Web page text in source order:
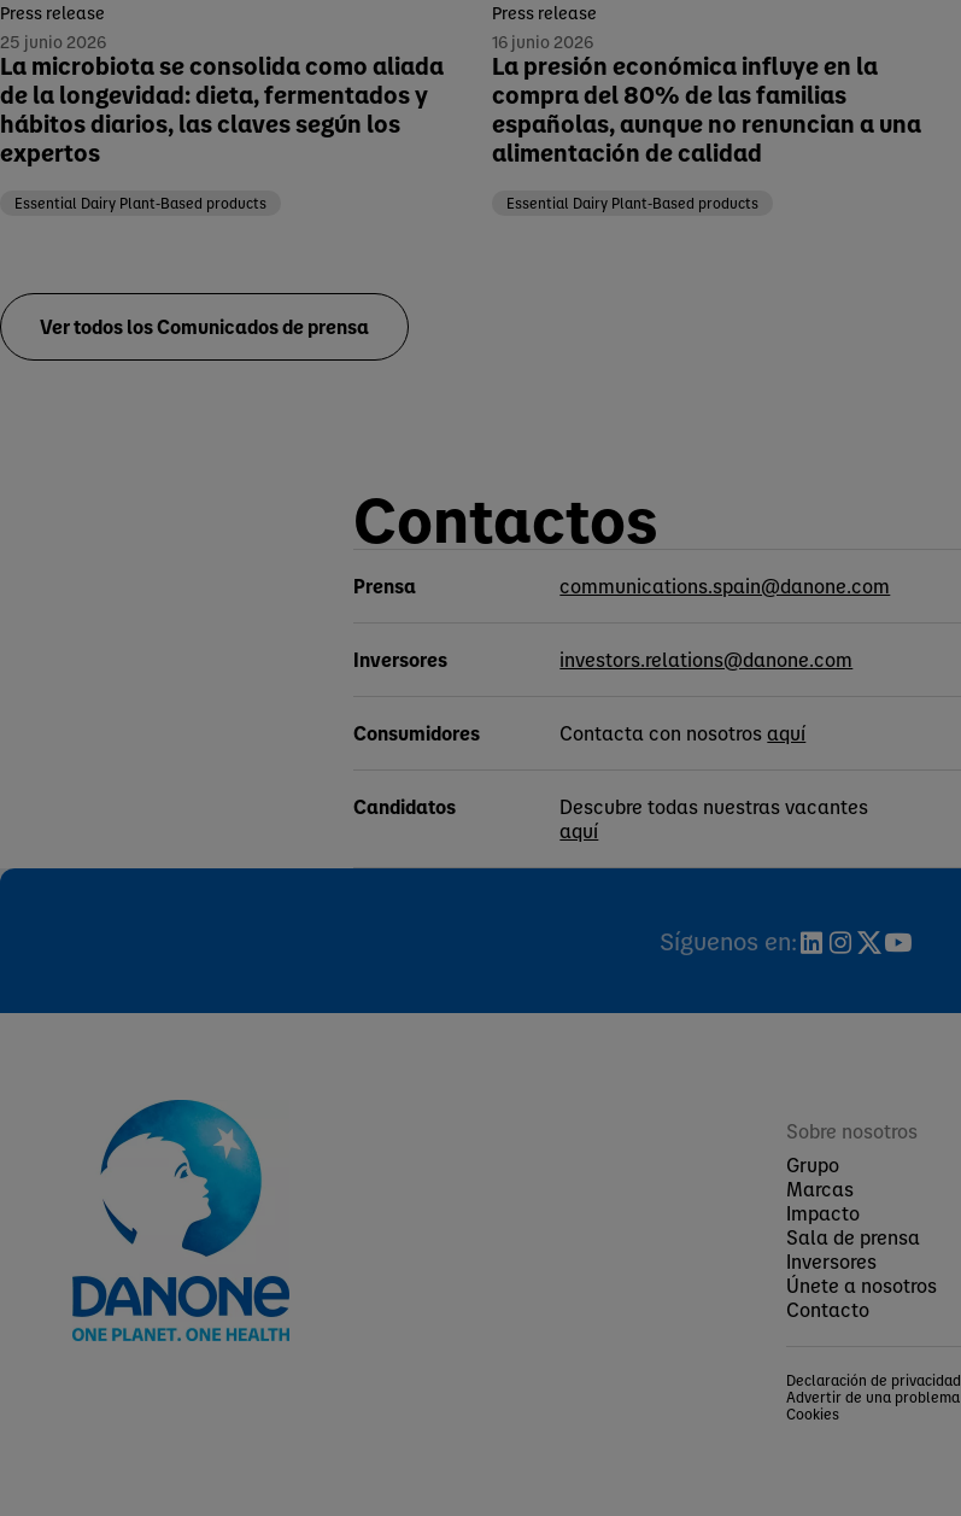
Press release
25 junio 2026
La microbiota se consolida como aliada
de la longevidad: dieta, fermentados y
hábitos diarios, las claves según los
expertos
Essential Dairy Plant-Based products
Press release
16 junio 2026
La presión económica influye en la
compra del 80% de las familias
españolas, aunque no renuncian a una
alimentación de calidad
Essential Dairy Plant-Based products
Ver todos los Comunicados de prensa
Contactos
Prensa communications.spain@danone.com
Inversores investors.relations@danone.com
Consumidores Contacta con nosotrosaquí
Candidatos
Descubre todas nuestras vacantes
aquí
Síguenos en:
Sobre nosotros
Grupo
Marcas
Impacto
Sala de prensa
Inversores
Únete a nosotros
Contacto
Declaración de privacidad
Advertir de una problema
Cookies